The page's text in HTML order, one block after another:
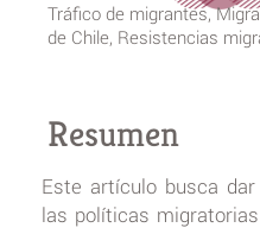
Tráfico de migrantes,
de Chile, Resistencias
Resumen
Este artículo busca
las políticas